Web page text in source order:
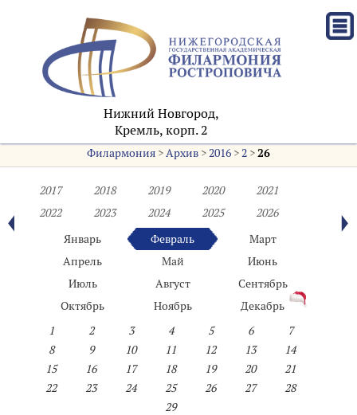
Нижний Новгород,
Кремль, корп. 2
Филармония>Архив>2016>2>26
2017 2018 2019 2020
2021
2022
2023 2024 2025
2026
Январь
Февраль
Март
Апрель
Май
Июнь
Июль
Август
Сентябрь
Октябрь
Ноябрь
Декабрь
1
2 3 4 5 6
7
8
9 10 11 12 13
14
15
16 17 18 19 20
21
22
23 24 25 26 27
28
29